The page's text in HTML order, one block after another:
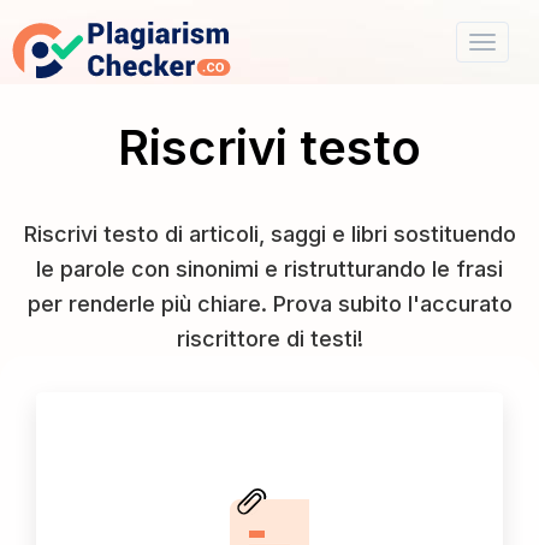
Riscrivi testo
Riscrivi testo di articoli, saggi e libri sostituendo
le parole con sinonimi e ristrutturando le frasi
per renderle più chiare. Prova subito l'accurato
riscrittore di testi!